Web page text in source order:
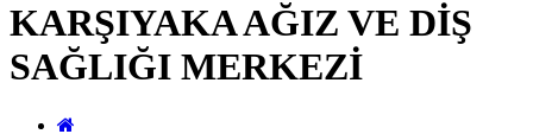
KARŞIYAKA AĞIZ VE DİŞ
SAĞLIĞI MERKEZİ